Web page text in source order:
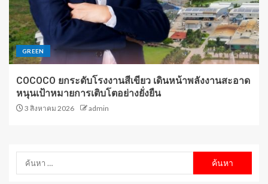
GREEN
COCOCO ยกระดับโรงงานสีเขียว เดินหน้าพลังงานสะอาด
หนุนเป้าหมายการเติบโตอย่างยั่งยืน
3 สิงหาคม 2026 admin